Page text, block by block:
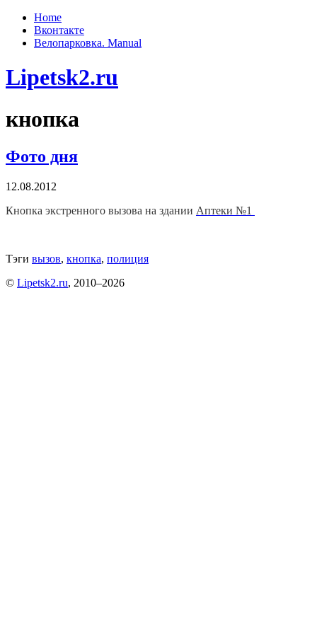
Home
Вконтакте
Велопарковка. Manual
Lipetsk2.ru
кнопка
Фото дня
12.08.2012
Кнопка экстренного вызова на здании Аптеки №1
Тэги вызов, кнопка, полиция
© Lipetsk2.ru, 2010–2026